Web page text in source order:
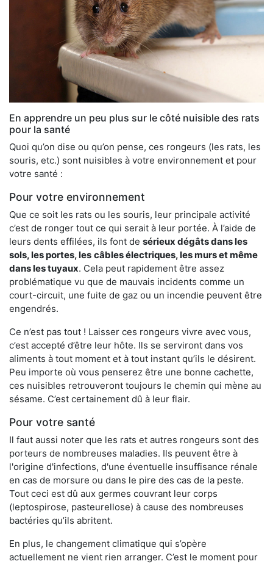
En apprendre un peu plus sur le côté nuisible des rats
pour la santé
Quoi qu’on dise ou qu’on pense, ces rongeurs (les rats, les
souris, etc.) sont nuisibles à votre environnement et pour
votre santé :
Pour votre environnement
Que ce soit les rats ou les souris, leur principale activité
c’est de ronger tout ce qui serait à leur portée. À l’aide de
leurs dents effilées, ils font de sérieux dégâts dans les
sols, les portes, les câbles électriques, les murs et même
dans les tuyaux. Cela peut rapidement être assez
problématique vu que de mauvais incidents comme un
court-circuit, une fuite de gaz ou un incendie peuvent être
engendrés.
Ce n’est pas tout ! Laisser ces rongeurs vivre avec vous,
c’est accepté d’être leur hôte. Ils se serviront dans vos
aliments à tout moment et à tout instant qu’ils le désirent.
Peu importe où vous penserez être une bonne cachette,
ces nuisibles retrouveront toujours le chemin qui mène au
sésame. C’est certainement dû à leur flair.
Pour votre santé
Il faut aussi noter que les rats et autres rongeurs sont des
porteurs de nombreuses maladies. Ils peuvent être à
l'origine d'infections, d'une éventuelle insuffisance rénale
en cas de morsure ou dans le pire des cas de la peste.
Tout ceci est dû aux germes couvrant leur corps
(leptospirose, pasteurellose) à cause des nombreuses
bactéries qu’ils abritent.
En plus, le changement climatique qui s’opère
actuellement ne vient rien arranger. C’est le moment pour